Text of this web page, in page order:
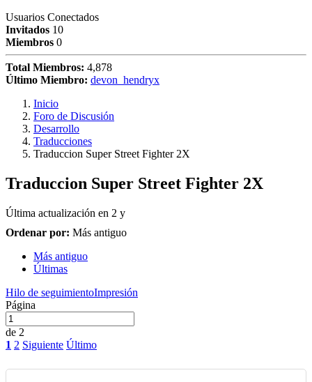
Usuarios Conectados
Invitados 10
Miembros 0
Total Miembros: 4,878
Último Miembro: devon_hendryx
Inicio
Foro de Discusión
Desarrollo
Traducciones
Traduccion Super Street Fighter 2X
Traduccion Super Street Fighter 2X
Última actualización en 2 y
Ordenar por: Más antiguo
Más antiguo
Últimas
Hilo de seguimientoImpresión
Página
de 2
1 2 Siguiente Último